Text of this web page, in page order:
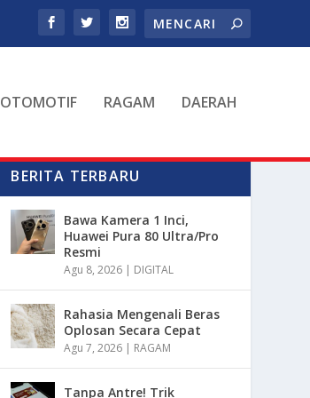
OTOMOTIF RAGAM DAERAH
BERITA TERBARU
Bawa Kamera 1 Inci,
Huawei Pura 80 Ultra/Pro
Resmi
Agu 8, 2026 | DIGITAL
Rahasia Mengenali Beras
Oplosan Secara Cepat
Agu 7, 2026 | RAGAM
Tanpa Antre! Trik